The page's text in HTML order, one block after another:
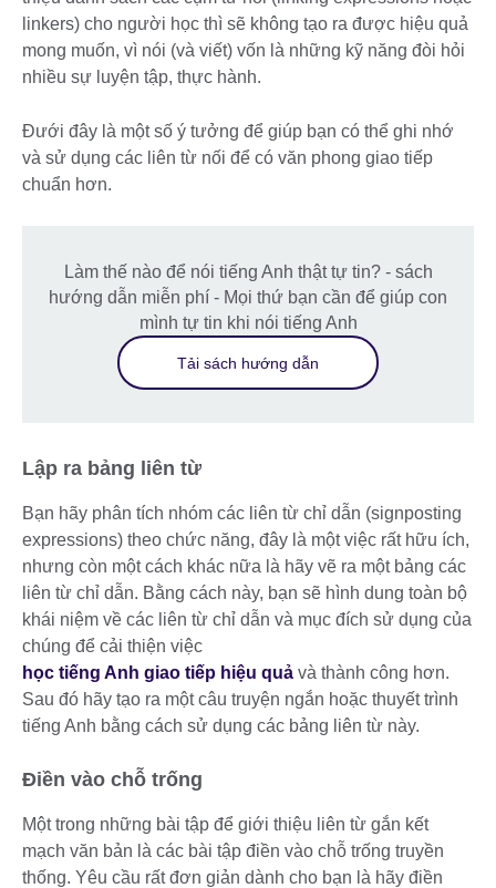
linkers) cho người học thì sẽ không tạo ra được hiệu quả
mong muốn, vì nói (và viết) vốn là những kỹ năng đòi hỏi
nhiều sự luyện tập, thực hành.
Đưới đây là một số ý tưởng để giúp bạn có thể ghi nhớ
và sử dụng các liên từ nối để có văn phong giao tiếp
chuẩn hơn.
Làm thế nào để nói tiếng Anh thật tự tin? - sách
hướng dẫn miễn phí - Mọi thứ bạn cần để giúp con
mình tự tin khi nói tiếng Anh
Tải sách hướng dẫn
Lập ra bảng liên từ
Bạn hãy phân tích nhóm các liên từ chỉ dẫn (signposting
expressions) theo chức năng, đây là một việc rất hữu ích,
nhưng còn một cách khác nữa là hãy vẽ ra một bảng các
liên từ chỉ dẫn. Bằng cách này, bạn sẽ hình dung toàn bộ
khái niệm về các liên từ chỉ dẫn và mục đích sử dụng của
chúng để cải thiện việc
học tiếng Anh giao tiếp hiệu quả và thành công hơn.
Sau đó hãy tạo ra một câu truyện ngắn hoặc thuyết trình
tiếng Anh bằng cách sử dụng các bảng liên từ này.
Điền vào chỗ trống
Một trong những bài tập để giới thiệu liên từ gắn kết
mạch văn bản là các bài tập điền vào chỗ trống truyền
thống. Yêu cầu rất đơn giản dành cho bạn là hãy điền